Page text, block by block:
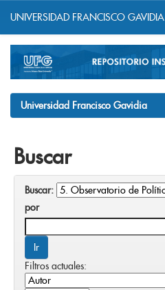
navigation
UNIVERSIDAD FRANCISCO GAVIDIA
Universidad Francisco Gavidia
Buscar
Buscar:
por
Filtros actuales: